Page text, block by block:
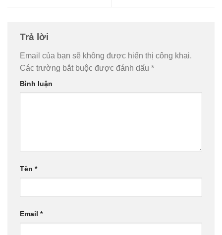
Trả lời
Email của bạn sẽ không được hiển thị công khai.
Các trường bắt buộc được đánh dấu *
Bình luận
Tên *
Email *